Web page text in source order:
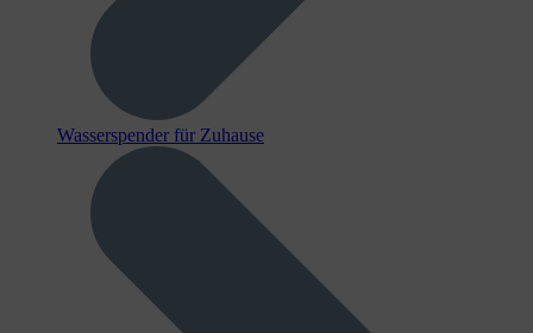
Wasserspender für Zuhause